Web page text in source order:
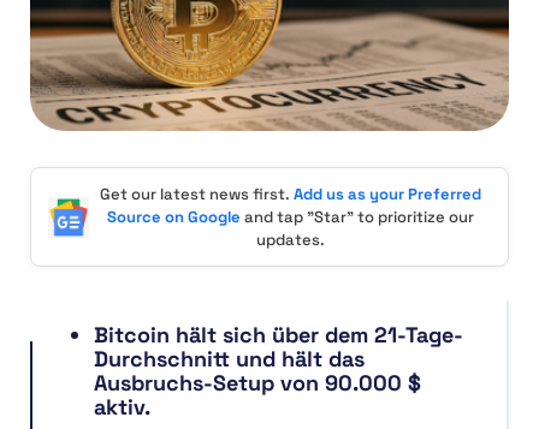
Get our latest news first. Add us as your Preferred
Source on Google and tap "Star" to prioritize our
updates.
Bitcoin hält sich über dem 21-Tage-
Durchschnitt und hält das
Ausbruchs-Setup von 90.000 $
aktiv.